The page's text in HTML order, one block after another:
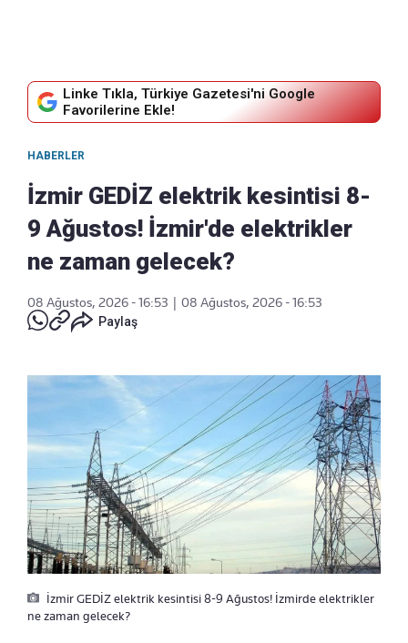
Linke Tıkla, Türkiye Gazetesi'ni Google
Favorilerine Ekle!
HABERLER
İzmir GEDİZ elektrik kesintisi 8-
9 Ağustos! İzmir'de elektrikler
ne zaman gelecek?
08 Ağustos, 2026 - 16:53
08 Ağustos, 2026 - 16:53
Paylaş
İzmir GEDİZ elektrik kesintisi 8-9 Ağustos! İzmirde elektrikler
ne zaman gelecek?